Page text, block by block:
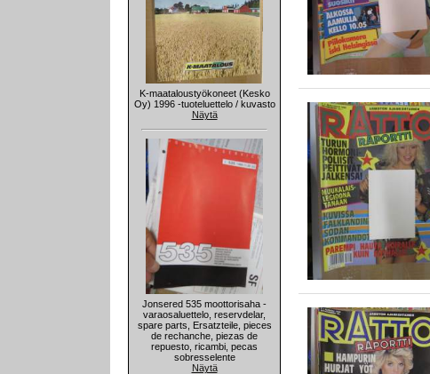
K-maataloustyökoneet (Kesko
Oy) 1996 -tuoteluettelo / kuvasto
Näytä
Jonsered 535 moottorisaha -
varaosaluettelo, reservdelar,
spare parts, Ersatzteile, pieces
de rechanche, piezas de
repuesto, ricambi, pecas
sobresselente
Näytä